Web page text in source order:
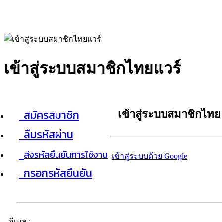
เข้าสู่ระบบสมาชิกไทยแวร์
สมัครสมาชิก
ลืมรหัสผ่าน
ส่งรหัสยืนยันการใช้งาน
กรอกรหัสยืนยัน
เข้าสู่ระบบสมาชิกไท
เข้าสู่ระบบด้วย Google